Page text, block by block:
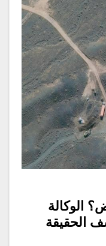
الوكالة
الحقيقة